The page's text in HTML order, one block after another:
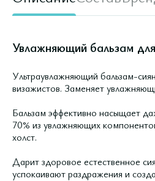
Увлажняющий бальзам
Ультраувлажняющий бальзам-
визажистов. Заменяет
Бальзам эффективно насыщает
70% из увлажняющих
холст.
Дарит здоровое естественное
успокаивают раздражения и